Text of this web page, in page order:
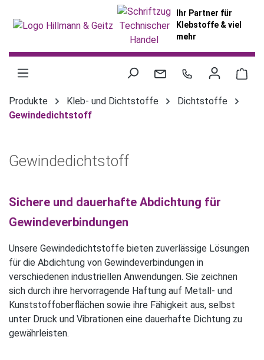
Ihr Partner für
Klebstoffe & viel
mehr
Produkte Kleb- und Dichtstoffe
Dichtstoffe
Gewindedichtstoff
Gewindedichtstoff
Sichere und dauerhafte Abdichtung für
Gewindeverbindungen
Unsere Gewindedichtstoffe bieten zuverlässige Lösungen
für die Abdichtung von Gewindeverbindungen in
verschiedenen industriellen Anwendungen. Sie zeichnen
sich durch ihre hervorragende Haftung auf Metall- und
Kunststoffoberflächen sowie ihre Fähigkeit aus, selbst
unter Druck und Vibrationen eine dauerhafte Dichtung zu
gewährleisten.